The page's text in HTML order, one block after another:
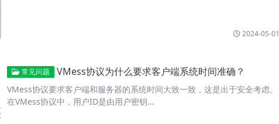
2024-05-01
常见问题 VMess协议为什么要求客户端系统时间准确？
VMess协议要求客户端和服务器的系统时间大致一致，这是出于安全考虑。
在VMess协议中，用户ID是由用户密钥…